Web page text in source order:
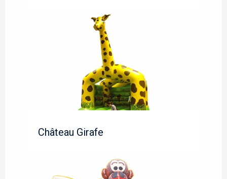
Château Girafe